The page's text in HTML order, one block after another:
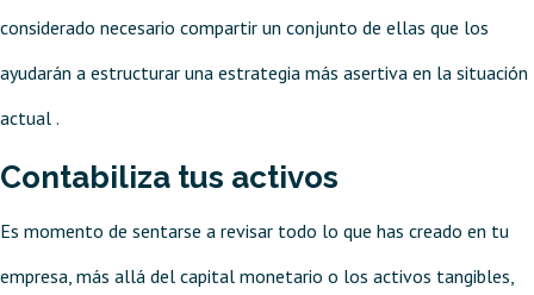
considerado necesario compartir un conjunto de ellas que los
ayudarán a estructurar una estrategia más asertiva en la situación
actual .
Contabiliza tus activos
Es momento de sentarse a revisar todo lo que has creado en tu
empresa, más allá del capital monetario o los activos tangibles,